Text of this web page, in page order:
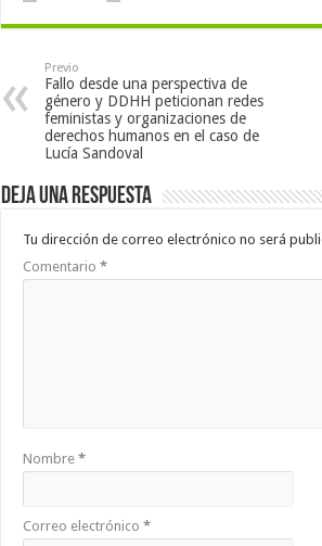
Previo
Fallo desde una perspectiva de
género y DDHH peticionan redes
feministas y organizaciones de
derechos humanos en el caso de
Lucía Sandoval
Deja una respuesta
Tu dirección de correo electrónico no será
Comentario *
Nombre *
Correo electrónico *